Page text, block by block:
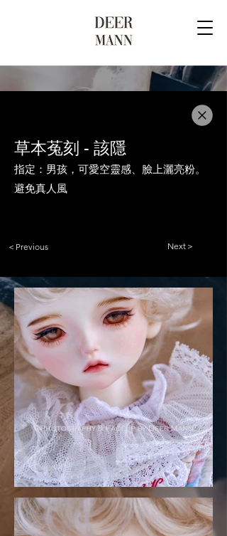
草本菟刻 - 該隱
指定：男孩，可愛空靈感、臉上灑亮粉。
避免真人風
＜Previous Next＞